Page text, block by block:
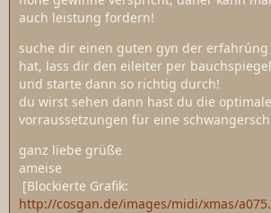
auch leistung fordern!
suche dir einen guten gyn der
hat, lass dir den eileiter per
und starte dann so richtig durch!
du wirst sehen dann hast du die
vorraussetzungen für eine
ganz liebe grüße
ameise
[Blockierte Grafik:
http://cosgan.de/images/midi/xmas/